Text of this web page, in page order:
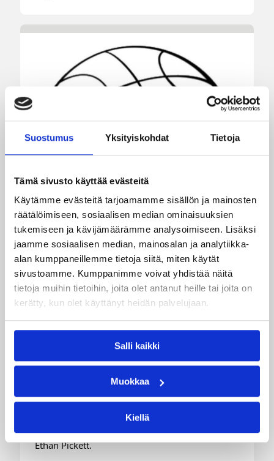
Suostumus Yksityiskohdat Tietoja
Tämä sivusto käyttää evästeitä
Käytämme evästeitä tarjoamamme sisällön ja mainosten
räätälöimiseen, sosiaalisen median ominaisuuksien
tukemiseen ja kävijämäärämme analysoimiseen. Lisäksi
jaamme sosiaalisen median, mainosalan ja analytiikka-
alan kumppaneillemme tietoja siitä, miten käytät
sivustoamme. Kumppanimme voivat yhdistää näitä
tietoja muihin tietoihin, joita olet antanut heille tai joita on
kerätty, kun olet käyttänyt heidän palvelujaan.
Salli kaikki
Muokkaa
Kiellä
Miesten I divisioona A21.07.2026 07:23
Ethan Pickett vahvistaa
Pelikauteen 2026-2027 miesten I Divisioona
A:ssa valmistautuva Äänekosken Huima on
kiinnittänyt ensimmäisen
ulkomaalaispelaajansa. Äänekoskelle saapuu
tulevaksi kaudeksi 196-senttinen, 2002 syntynyt
Ethan Pickett.